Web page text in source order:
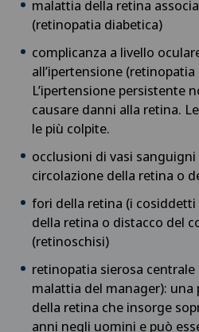
Check-up per gli atleti
Check-up per le imprese
Chirurgia aortica
Chirurgia del pancreas
Chirurgia del piede e della
Chirurgia della cistifellea
malattia della retina
(retinopatia diabetica)
complicanza a livello
all’ipertensione
L’ipertensione persistente
causare danni alla retina.
le più colpite.
occlusioni di vasi
circolazione della retina o
fori della retina (i
della retina o distacco del
(retinoschisi)
retinopatia sierosa
malattia del manager):
della retina che insorge
anni negli uomini e può